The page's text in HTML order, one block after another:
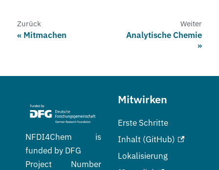
Zurück
Mitmachen
Weiter
Analytische Chemie
NFDI4Chem is
funded by DFG
Project Number
Mitwirken
Erste Schritte
Inhalt (GitHub)
Lokalisierung